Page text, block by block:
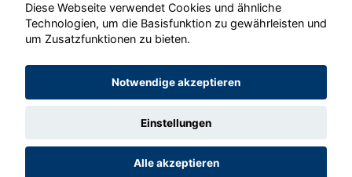
© konjunkturmotor.de GmbH 2020 - 2026
Diese Webseite verwendet Cookies und ähnliche
Technologien, um die Basisfunktion zu gewährleisten und
um Zusatzfunktionen zu bieten.
Notwendige akzeptieren
Einstellungen
Alle akzeptieren